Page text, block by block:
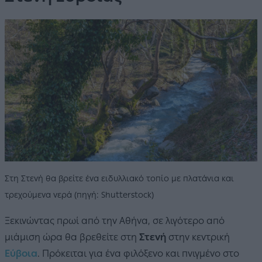
Στη Στενή θα βρείτε ένα ειδυλλιακό τοπίο με πλατάνια και
τρεχούμενα νερά (πηγή: Shutterstock)
Ξεκινώντας πρωί από την Αθήνα, σε λιγότερο από
μιάμιση ώρα θα βρεθείτε στη Στενή στην κεντρική
Εύβοια. Πρόκειται για ένα φιλόξενο και πνιγμένο στο